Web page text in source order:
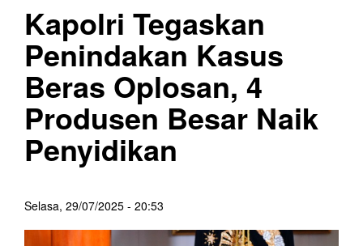
Kapolri Tegaskan
Penindakan Kasus
Beras Oplosan, 4
Produsen Besar Naik
Penyidikan
Selasa, 29/07/2025 - 20:53